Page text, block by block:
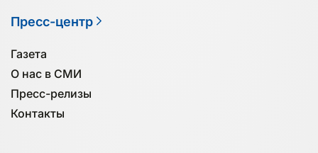
Пресс-центр
Газета
О нас в СМИ
Пресс-релизы
Контакты